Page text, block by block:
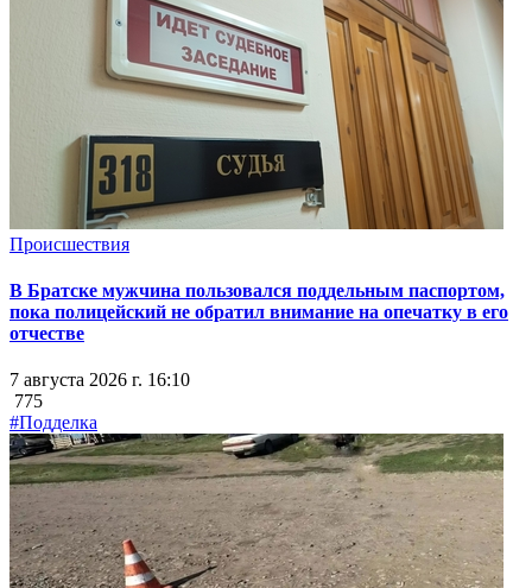
Происшествия
В Братске мужчина пользовался поддельным паспортом,
пока полицейский не обратил внимание на опечатку в его
отчестве
7 августа 2026 г. 16:10
775
#Подделка